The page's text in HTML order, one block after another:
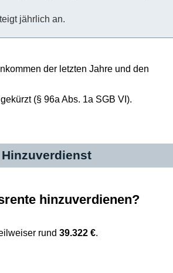
jährlich an.
der letzten Jahre und den
(§ 96a Abs. 1a SGB VI).
hinzuverdienen?
rund 39.322 €.